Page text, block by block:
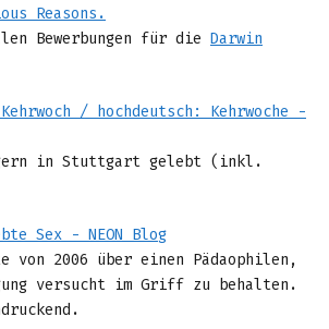
Reasons.
Bewerbungen für die Darwin
/ hochdeutsch: Kehrwoche -
in Stuttgart gelebt (inkl.
Sex - NEON Blog
von 2006 über einen Pädaophilen,
versucht im Griff zu behalten.